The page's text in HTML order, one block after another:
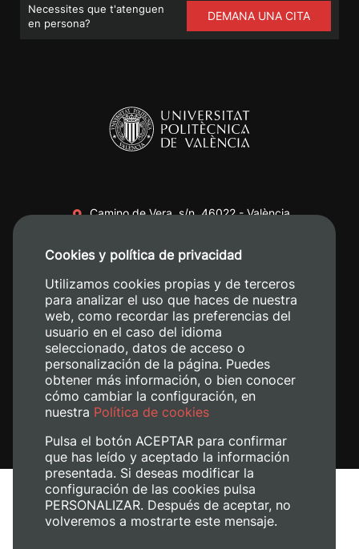
Necessites que t'atenguen
en persona?
DEMANA UNA CITA
Camino de Vera, s/n. 46022 - València
+34 620 04 00 50
Avís legal
Política de cookies
Cookies y política de privacidad
Utilizamos cookies propias y de terceros
para analizar el uso que haces de nuestra
web, como recordar las preferencias del
usuario en el caso del idioma
seleccionado, datos de acceso o
personalización de la página. Puedes
obtener más información, o bien conocer
cómo cambiar la configuración, en
nuestra Política de cookies
Pulsa el botón ACEPTAR para confirmar
que has leído y aceptado la información
presentada. Si deseas modificar la
configuración de las cookies pulsa
PERSONALIZAR. Después de aceptar, no
volveremos a mostrarte este mensaje.